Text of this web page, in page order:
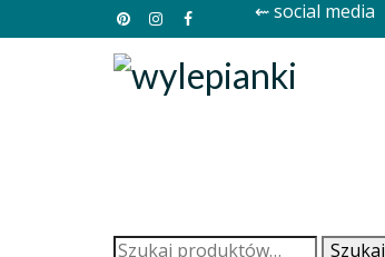
⇜ social media
Szukaj: Szukaj